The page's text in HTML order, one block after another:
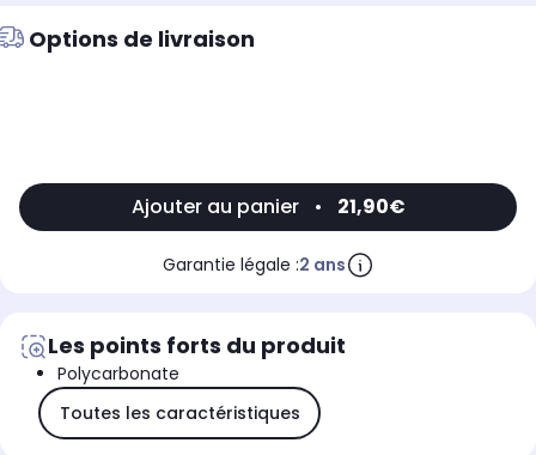
Options de livraison
Ajouter au panier • 21,90€
Garantie légale :2 ans
Les points forts du produit
Polycarbonate
Toutes les caractéristiques